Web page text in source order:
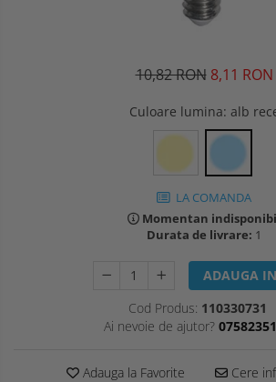
10,82 RON 8,11 RON
Culoare lumina: alb
LA COMANDA
Momentan
Durata de livrare: 1
ADAUGA
Cod Produs: 110330731
Ai nevoie de ajutor?
Adauga la Favorite Cere